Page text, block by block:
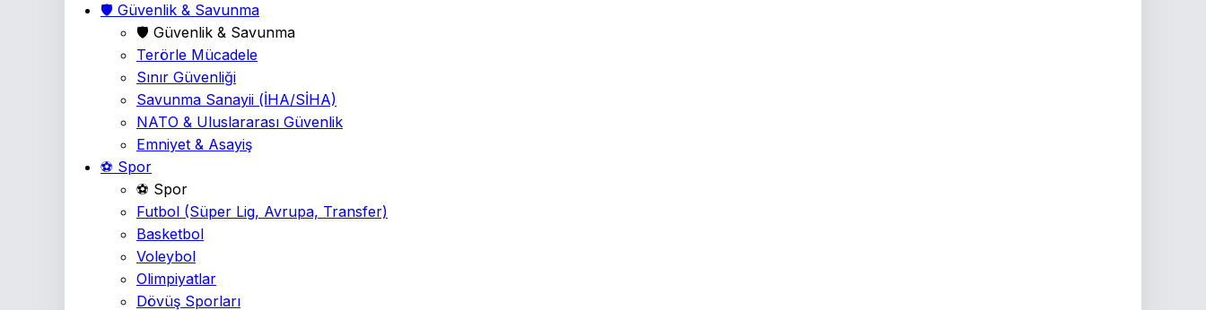
🛡️ Güvenlik & Savunma
🛡️ Güvenlik & Savunma
Terörle Mücadele
Sınır Güvenliği
Savunma Sanayii (İHA/SİHA)
NATO & Uluslararası Güvenlik
Emniyet & Asayiş
⚽ Spor
⚽ Spor
Futbol (Süper Lig, Avrupa, Transfer)
Basketbol
Voleybol
Olimpiyatlar
Dövüş Sporları